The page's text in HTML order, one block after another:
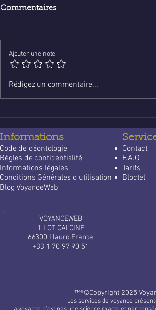
Voyance en ligne :
Commentaires
Ajouter une note
Rédigez un commentaire...
Informations
Code de déontologie
Règles de confidentialité
Informations légales
Conditions Générales d'utilisation
Blog VoyanceWeb
Contact
F.A.Q
Tarifs
Bloctel
VOYANCEWEB
1 LOT CALCINE
66300 Llauro France
+33 1 70 97 90 51
™®©​Copyright 2025
Les services de voyance